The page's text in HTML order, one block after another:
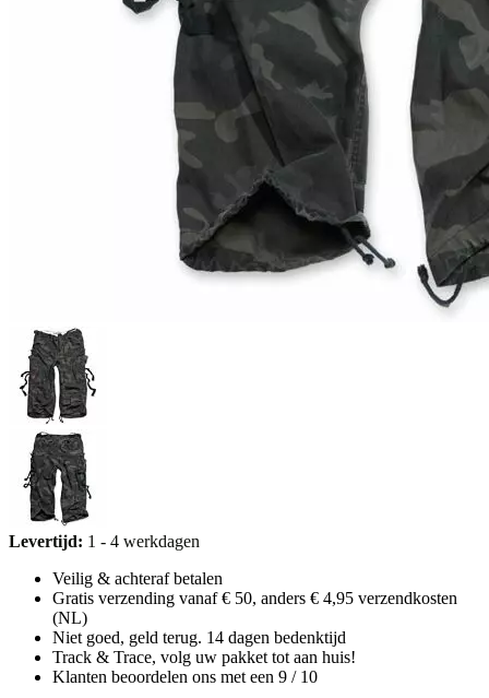
Levertijd: 1 - 4 werkdagen
Veilig & achteraf betalen
Gratis verzending vanaf € 50, anders € 4,95 verzendkosten
(NL)
Niet goed, geld terug. 14 dagen bedenktijd
Track & Trace, volg uw pakket tot aan huis!
Klanten beoordelen ons met een 9 / 10